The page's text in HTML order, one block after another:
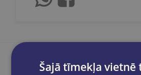
Šajā tīmekļa vietnē